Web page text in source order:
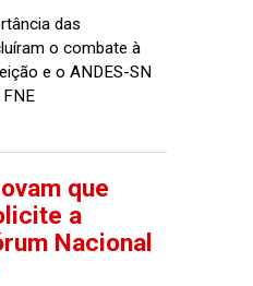
das
o combate à
e o ANDES-SN
que
a
Nacional